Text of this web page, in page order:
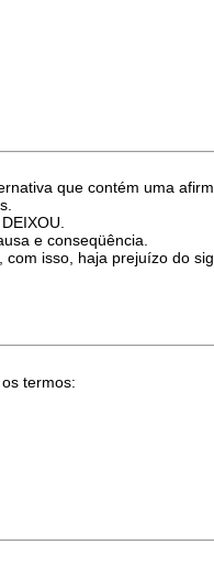
que contém uma
e conseqüência.
com isso, haja prejuízo do
termos: